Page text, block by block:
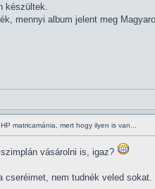
készültek.
mennyi album jelent meg
matricamánia, mert hogy ilyen is van...
vásárolni is, igaz?
cseréimet, nem tudnék veled